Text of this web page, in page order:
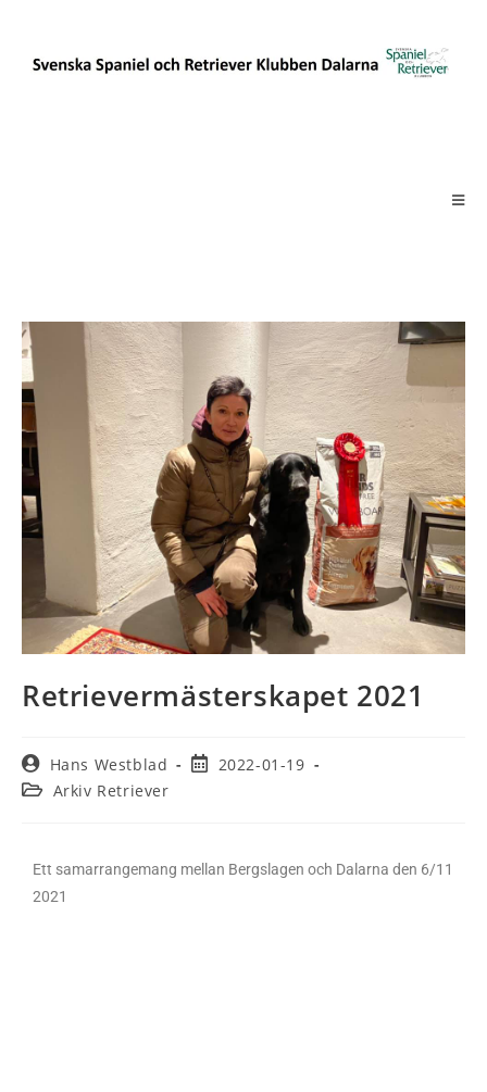
Retrievermästerskapet 2021
Hans Westblad
2022-01-19
Arkiv Retriever
Ett samarrangemang mellan Bergslagen och Dalarna den 6/11
2021